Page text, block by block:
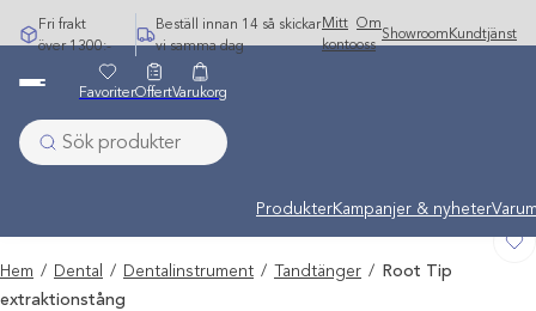
Hoppa
till
Fri frakt
över 1300:-
Beställ innan 14 så skickar
vi samma dag
Mitt
konto
Om
oss
Showroom Kundtjänst
Undermeny stängd: Varumärken
ProdukterKampanjer & nyheter
FavoriterOffertVarukorg
Hem / Dental / Dentalinstrument / Tandtänger / Root Tip
extraktionstång